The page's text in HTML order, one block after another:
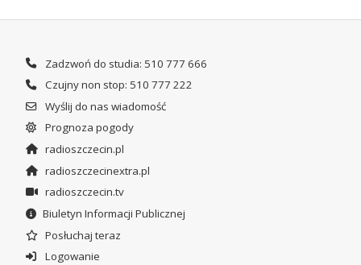
Zadzwoń do studia: 510 777 666
Czujny non stop: 510 777 222
Wyślij do nas wiadomość
Prognoza pogody
radioszczecin.pl
radioszczecinextra.pl
radioszczecin.tv
Biuletyn Informacji Publicznej
Posłuchaj teraz
Logowanie